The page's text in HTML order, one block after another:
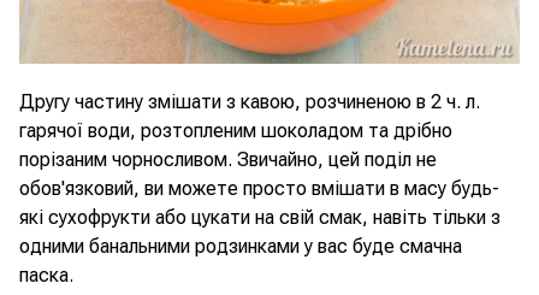
Другу частину змішати з кавою, розчиненою в 2 ч. л.
гарячої води, розтопленим шоколадом та дрібно
порізаним чорносливом. Звичайно, цей поділ не
обов'язковий, ви можете просто вмішати в масу будь-
які сухофрукти або цукати на свій смак, навіть тільки з
одними банальними родзинками у вас буде смачна
паска.